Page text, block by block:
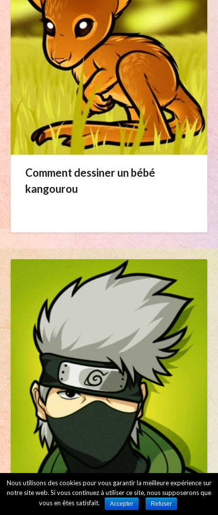
Comment dessiner un bébé
kangourou
Nous utilisons des cookies pour vous garantir la meilleure expérience sur
notre site web. Si vous continuez à utiliser ce site, nous supposerons que
vous en êtes satisfait.
Accepter Refuser